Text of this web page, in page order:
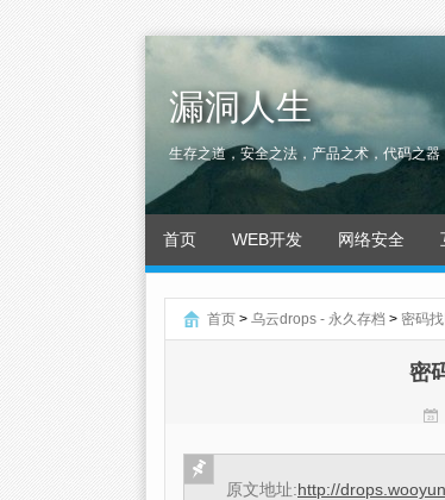
漏洞人生
生存之道，安全之法，产品之术，代码之器
首页 WEB开发 网络安全
首页 > 乌云drops - 永久存档 > 密码
密
原文地址:http://